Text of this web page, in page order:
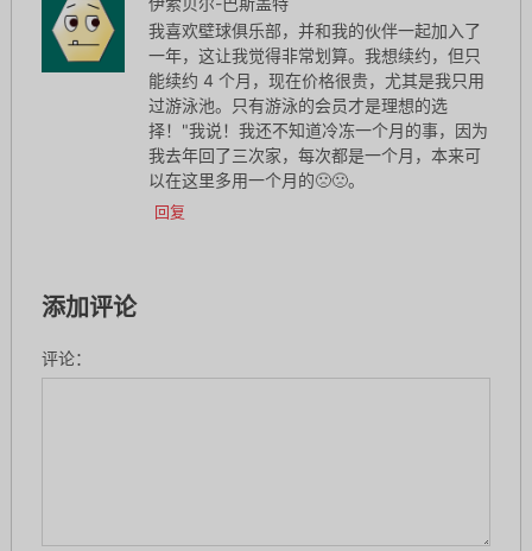
我喜欢壁球俱乐部，并和我的伙伴一起加入了
一年，这让我觉得非常划算。我想续约，但只
能续约 4 个月，现在价格很贵，尤其是我只用
过游泳池。只有游泳的会员才是理想的选
择！"我说！我还不知道冷冻一个月的事，因为
我去年回了三次家，每次都是一个月，本来可
以在这里多用一个月的🙁🙁。
回复
添加评论
评论：